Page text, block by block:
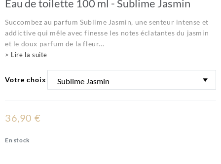
Eau de toilette 100 ml - Sublime Jasmin
Succombez au parfum Sublime Jasmin, une senteur intense et
addictive qui mêle avec finesse les notes éclatantes du jasmin
et le doux parfum de la fleur...
> Lire la suite
Votre choix
36,90 €
En stock